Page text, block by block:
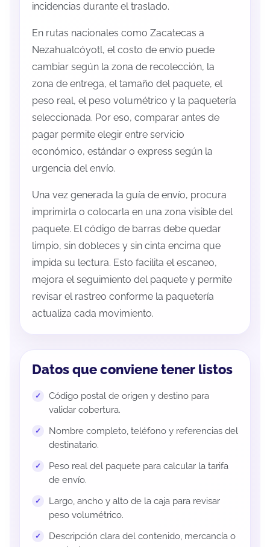
incidencias durante el traslado.
En rutas nacionales como Zacatecas a
Nezahualcóyotl, el costo de envío puede
cambiar según la zona de recolección, la
zona de entrega, el tamaño del paquete, el
peso real, el peso volumétrico y la paquetería
seleccionada. Por eso, comparar antes de
pagar permite elegir entre servicio
económico, estándar o express según la
urgencia del envío.
Una vez generada la guía de envío, procura
imprimirla o colocarla en una zona visible del
paquete. El código de barras debe quedar
limpio, sin dobleces y sin cinta encima que
impida su lectura. Esto facilita el escaneo,
mejora el seguimiento del paquete y permite
revisar el rastreo conforme la paquetería
actualiza cada movimiento.
Datos que conviene tener listos
Código postal de origen y destino para
validar cobertura.
Nombre completo, teléfono y referencias del
destinatario.
Peso real del paquete para calcular la tarifa
de envío.
Largo, ancho y alto de la caja para revisar
peso volumétrico.
Descripción clara del contenido, mercancía o